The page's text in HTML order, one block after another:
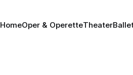
HomeOper & OperetteTheater